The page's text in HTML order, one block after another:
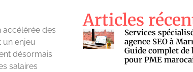
des
un enjeu
désormais
salaires
Articles
Services
agence SEO à
Guide complet de
pour PME